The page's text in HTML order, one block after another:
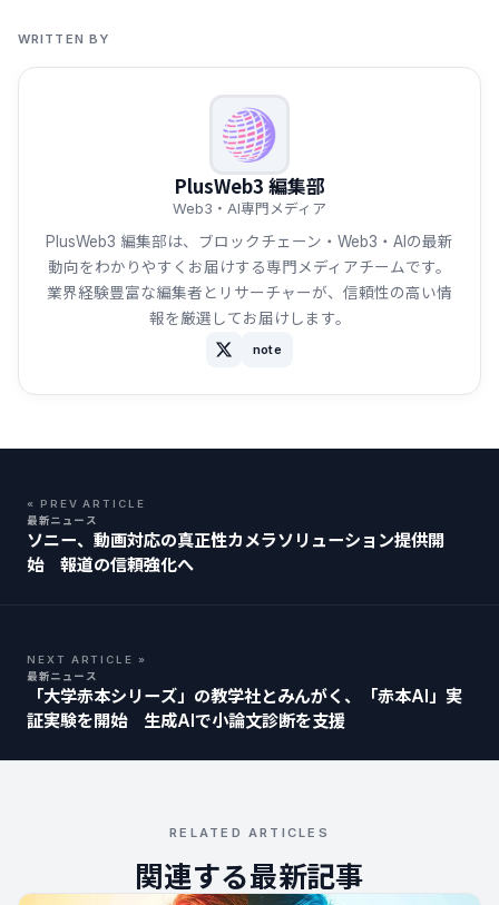
WRITTEN BY
PlusWeb3 編集部
Web3・AI専門メディア
PlusWeb3 編集部は、ブロックチェーン・Web3・AIの最新
動向をわかりやすくお届けする専門メディアチームです。
業界経験豊富な編集者とリサーチャーが、信頼性の高い情
報を厳選してお届けします。
note
« PREV ARTICLE
最新ニュース
ソニー、動画対応の真正性カメラソリューション提供開
始 報道の信頼強化へ
NEXT ARTICLE »
最新ニュース
「大学赤本シリーズ」の教学社とみんがく、「赤本AI」実
証実験を開始 生成AIで小論文診断を支援
RELATED ARTICLES
関連する最新記事